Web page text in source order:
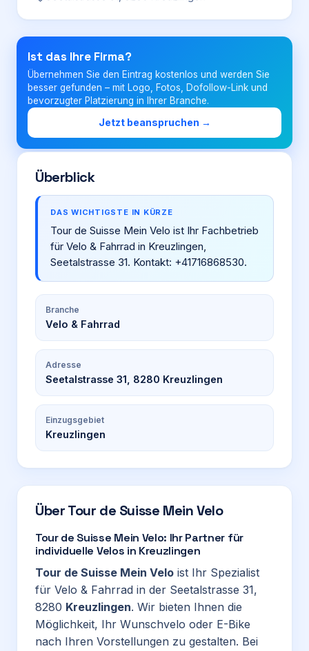
Login
Firma eintragen
Ist das Ihre Firma?
Übernehmen Sie den Eintrag kostenlos und werden Sie
besser gefunden – mit Logo, Fotos, Dofollow-Link und
bevorzugter Platzierung in Ihrer Branche.
Jetzt beanspruchen →
Überblick
DAS WICHTIGSTE IN KÜRZE
Tour de Suisse Mein Velo ist Ihr Fachbetrieb
für Velo & Fahrrad in Kreuzlingen,
Seetalstrasse 31. Kontakt: +41716868530.
Branche
Velo & Fahrrad
Adresse
Seetalstrasse 31, 8280 Kreuzlingen
Einzugsgebiet
Kreuzlingen
ÜberTour de Suisse Mein Velo
Tour de Suisse Mein Velo: Ihr Partner für
individuelle Velos in Kreuzlingen
Tour de Suisse Mein Velo ist Ihr Spezialist
für Velo & Fahrrad in der Seetalstrasse 31,
8280 Kreuzlingen. Wir bieten Ihnen die
Möglichkeit, Ihr Wunschvelo oder E-Bike
nach Ihren Vorstellungen zu gestalten. Bei